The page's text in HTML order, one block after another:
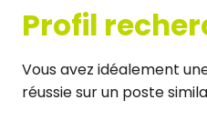
Profil
Vous avez idéalement
réussie sur un poste